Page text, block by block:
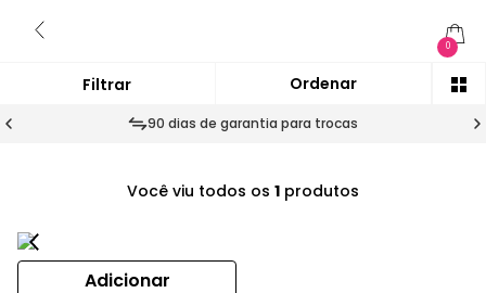
0
90 dias de garantia para trocas
Você viu todos os 1 produtos
Adicionar